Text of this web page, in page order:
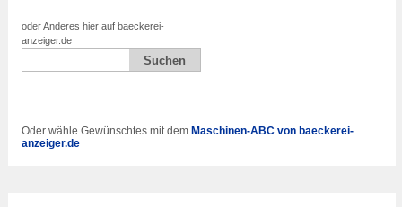
oder Anderes hier auf baeckerei-
anzeiger.de
Oder wähle Gewünschtes mit dem Maschinen-ABC von baeckerei-
anzeiger.de